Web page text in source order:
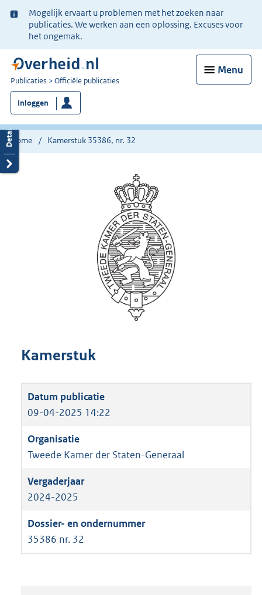
Ter
informatie:
Mogelijk ervaart u problemen met het zoeken naar
publicaties. We werken aan een oplossing. Excuses voor
het ongemak.
Menu
U
bent
nu
hier:
Publicaties Officiële publicaties
Inloggen
Home Kamerstuk 35386, nr. 32
Kamerstuk
09-04-2025 14:22
Tweede Kamer der Staten-Generaal
2024-2025
35386 nr. 32